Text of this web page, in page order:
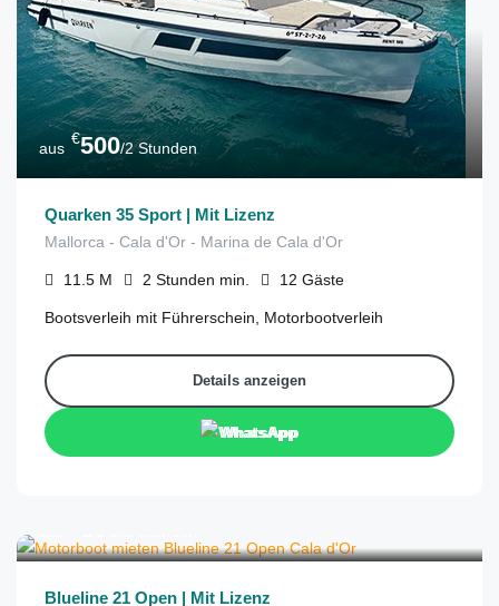
aus
€500/2 Stunden
Quarken 35 Sport | Mit Lizenz
Mallorca - Cala d'Or - Marina de Cala d'Or
11.5 M 2 Stunden min. 12 Gäste
Bootsverleih mit Führerschein, Motorbootverleih
Details anzeigen
WhatsApp
Blueline 21 Open | Mit Lizenz